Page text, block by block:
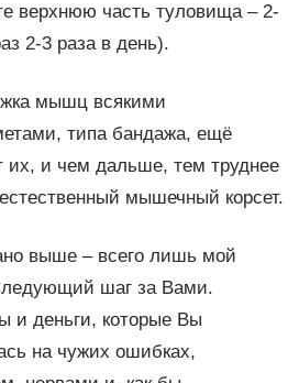
верхнюю часть туловища – 2-
2-3 раза в день).
мышц всякими
типа бандажа, ещё
их, и чем дальше, тем труднее
мышечный корсет.
выше – всего лишь мой
шаг за Вами.
и деньги, которые Вы
на чужих ошибках,